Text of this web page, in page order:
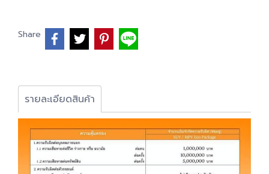
Share
รายละเอียดสินค้า